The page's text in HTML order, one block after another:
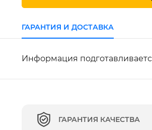
ГАРАНТИЯ И ДОСТАВКА
Информация
ГАРАНТИЯ КАЧЕСТВА